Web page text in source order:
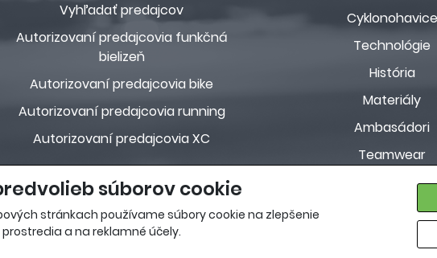
súborov cookie
stránkach používame súbory cookie na zlepšenie
a na reklamné účely.
Vyhľadať predajcov
Autorizovaní predajcovia funkčná
bielizeň
Autorizovaní predajcovia bike
Autorizovaní predajcovia running
Autorizovaní predajcovia XC
Cyklonohavice
Technológie
História
Materiály
Ambasádori
Teamwear
Custom
Pravidlá ochrany